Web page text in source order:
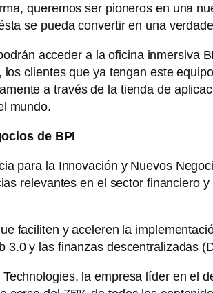
queremos ser pioneros en una
se pueda convertir en una
acceder a la oficina inmersiva
clientes que ya tengan este
a través de la tienda de
mundo.
de BPI
para la Innovación y Nuevos
relevantes en el sector financiero
faciliten y aceleren la
3.0 y las finanzas descentralizadas
la empresa líder en el